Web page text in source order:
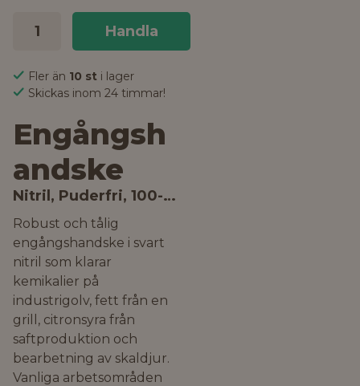
Handla
Fler än 10 st i lager
Skickas inom 24 timmar!
Engångsh
andske
Nitril, Puderfri, 100-pack
Robust och tålig
engångshandske i svart
nitril som klarar
kemikalier på
industrigolv, fett från en
grill, citronsyra från
saftproduktion och
bearbetning av skaldjur.
Vanliga arbetsområden